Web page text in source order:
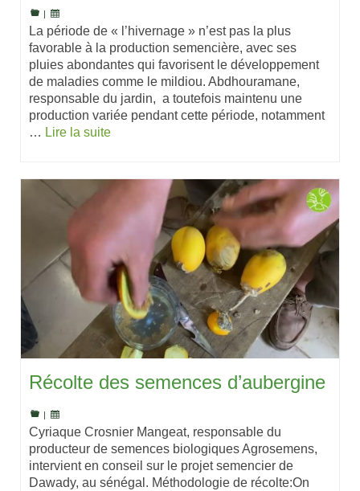
La période de « l’hivernage » n’est pas la plus
favorable à la production semencière, avec ses
pluies abondantes qui favorisent le développement
de maladies comme le mildiou. Abdhouramane,
responsable du jardin, a toutefois maintenu une
production variée pendant cette période, notamment
… Lire la suite
Récolte des semences d’aubergine
|
Cyriaque Crosnier Mangeat, responsable du
producteur de semences biologiques Agrosemens,
intervient en conseil sur le projet semencier de
Dawady, au sénégal. Méthodologie de récolte:On